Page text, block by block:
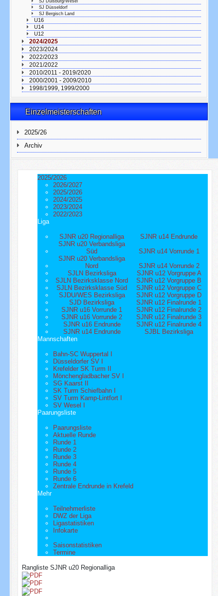
SJ Düsseldorf
SJ Bergisch Land
U16
U14
U12
2024/2025
2023/2024
2022/2023
2021/2022
2010/2011 - 2019/2020
2000/2001 - 2009/2010
1998/1999, 1999/2000
Einzelmeisterschaften
2025/26
Archiv
2025/2026
2026/2027
2025/2026
2024/2025
2023/2024
2022/2023
Liga
SJNR u20 Regionalliga
SJNR u14 Endrunde
SJNR u20 Verbandsliga
Süd
SJNR u14 Vorrunde 1
SJNR u20 Verbandsliga
Nord
SJNR u14 Vorrunde 2
SJLN Bezirksliga
SJNR u12 Vorgruppe A
SJLN Bezirksklasse Nord
SJNR u12 Vorgruppe B
SJLN Bezirksklasse Süd
SJNR u12 Vorgruppe C
SJDU/WES Bezirksliga
SJNR u12 Vorgruppe D
SJD Bezirksliga
SJNR u12 Finalrunde 1
SJNR u16 Vorrunde 1
SJNR u12 Finalrunde 2
SJNR u16 Vorrunde 2
SJNR u12 Finalrunde 3
SJNR u16 Endrunde
SJNR u12 Finalrunde 4
SJNR u14 Endrunde
SJBL Bezirksliga
Mannschaften
Bahn-SC Wuppertal I
Düsseldorfer SV I
Krefelder SK Turm II
Mönchengladbacher SV I
SG Kaarst II
SK Turm Schiefbahn I
SV Turm Kamp-Lintfort I
SV Wesel I
Paarungsliste
Paarungsliste
Aktuelle Runde
Runde 1
Runde 2
Runde 3
Runde 4
Runde 5
Runde 6
Zentrale Endrunde in Krefeld
Mehr
Teilnehmerliste
DWZ der Liga
Ligastatistiken
Infokarte
Saisonstatistiken
Termine
Rangliste SJNR u20 Regionalliga